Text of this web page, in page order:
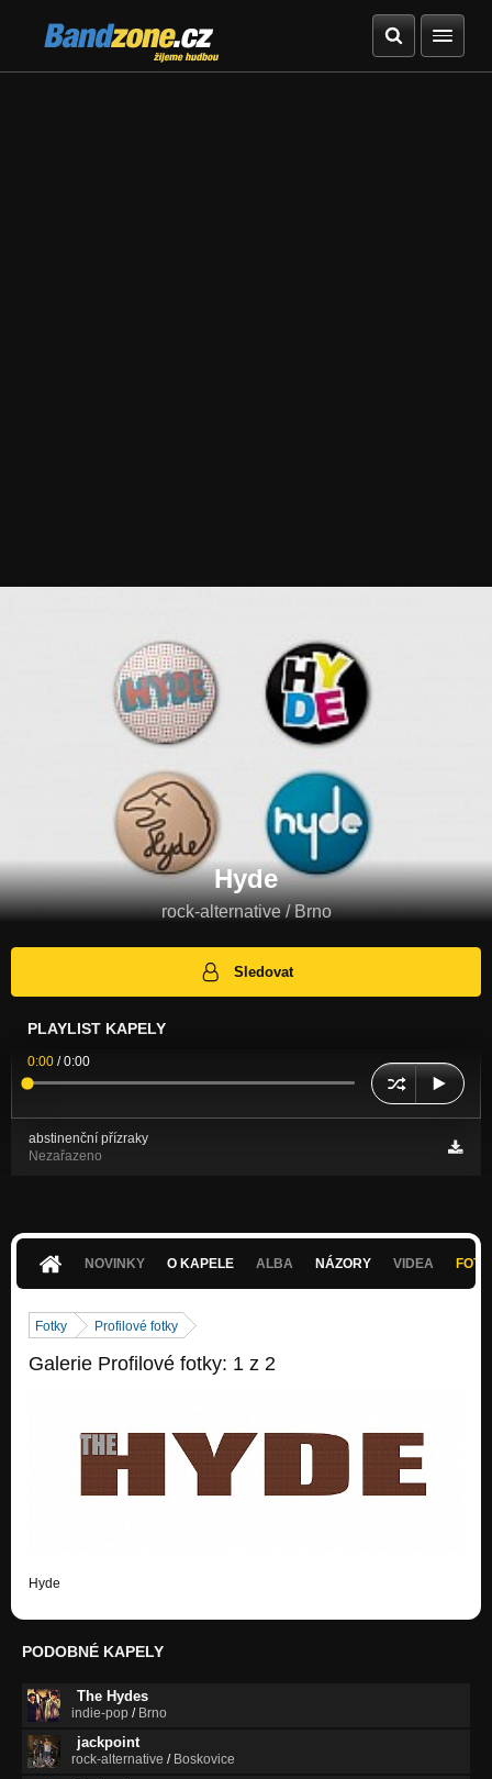
Bandzone.cz
žijeme hudbou
Hyde
rock-alternative / Brno
Sledovat
PLAYLIST KAPELY
0:00 /0:00
abstinenční přízraky
Nezařazeno
NOVINKY O KAPELE ALBA NÁZORY VIDEA
Fotky Profilové fotky
Galerie Profilové fotky: 1 z 2
Hyde
PODOBNÉ KAPELY
The Hydes
indie-pop / Brno
jackpoint
rock-alternative / Boskovice